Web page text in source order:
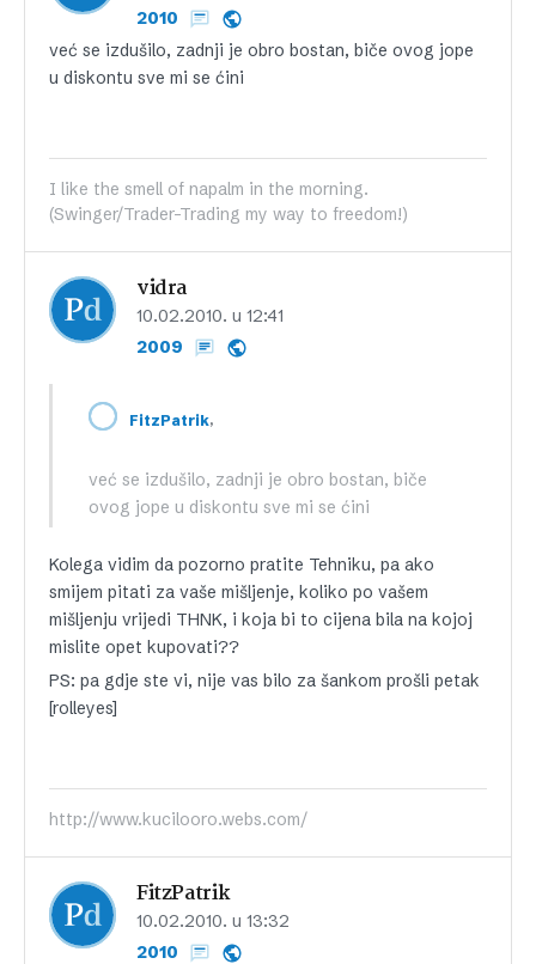
2010
već se izdušilo, zadnji je obro bostan, biče ovog jope
u diskontu sve mi se ćini
I like the smell of napalm in the morning.
(Swinger/Trader-Trading my way to freedom!)
vidra
10.02.2010. u 12:41
2009
FitzPatrik,
već se izdušilo, zadnji je obro bostan, biče
ovog jope u diskontu sve mi se ćini
Kolega vidim da pozorno pratite Tehniku, pa ako
smijem pitati za vaše mišljenje, koliko po vašem
mišljenju vrijedi THNK, i koja bi to cijena bila na kojoj
mislite opet kupovati??
PS: pa gdje ste vi, nije vas bilo za šankom prošli petak
[rolleyes]
http://www.kucilooro.webs.com/
FitzPatrik
10.02.2010. u 13:32
2010